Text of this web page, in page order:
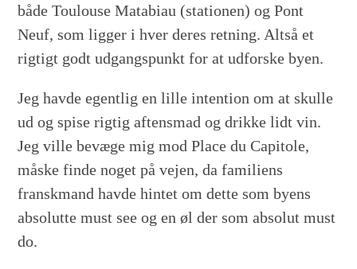
både Toulouse Matabiau (stationen) og Pont
Neuf, som ligger i hver deres retning. Altså et
rigtigt godt udgangspunkt for at udforske byen.
Jeg havde egentlig en lille intention om at skulle
ud og spise rigtig aftensmad og drikke lidt vin.
Jeg ville bevæge mig mod Place du Capitole,
måske finde noget på vejen, da familiens
franskmand havde hintet om dette som byens
absolutte must see og en øl der som absolut must
do.